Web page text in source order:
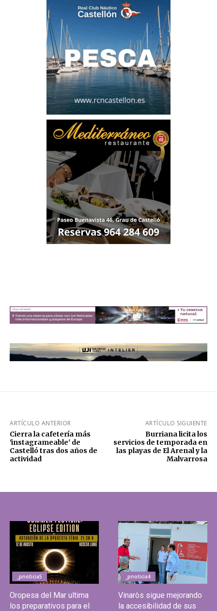
ARTÍCULO ANTERIOR
Cierra la cafetería más
'instagrameable' de
Castelló tras dos años de
actividad
ARTÍCULO SIGUIENTE
Burriana licita los
servicios de temporada en
las playas de El Arenal y la
Malvarrosa
_pnoticia5
Oropesa del Mar ultima
los preparativos para el
_pnoticia4
Vinaròs sigue mejorando
la accesibilidad de sus